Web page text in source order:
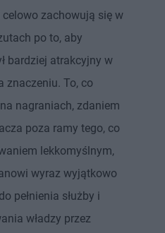
zachowują się w
po to, aby
bardziej atrakcyjny w
znaczeniu. To, co
nagraniach, zdaniem
poza ramy tego, co
lekkomyślnym,
wyraz wyjątkowo
pełnienia służby i
władzy przez